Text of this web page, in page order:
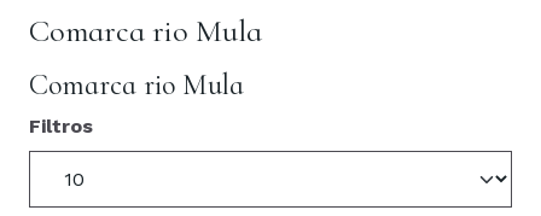
Comarca rio Mula
Comarca rio Mula
Filtros